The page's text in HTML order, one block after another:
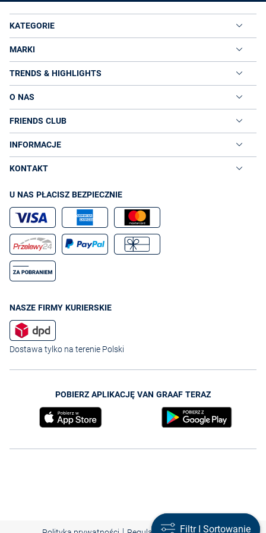
KATEGORIE
MARKI
TRENDS & HIGHLIGHTS
O NAS
FRIENDS CLUB
INFORMACJE
KONTAKT
U NAS PŁACISZ BEZPIECZNIE
NASZE FIRMY KURIERSKIE
Dostawa tylko na terenie Polski
POBIERZ APLIKACJĘ VAN GRAAF TERAZ
Filtr I Sortowanie
Filtr I Sortowanie